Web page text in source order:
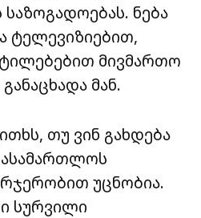
ნება
ტელევიზიებით,
მივმართო
მან.
თუ ვინ გახდება
უცნობია.
სურვილი